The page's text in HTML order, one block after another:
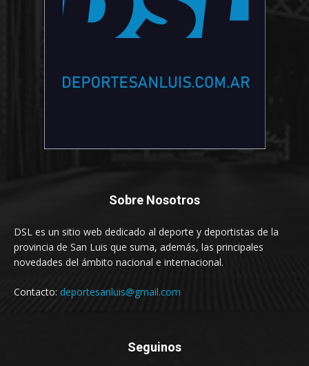
Sobre Nosotros
DSL es un sitio web dedicado al deporte y deportistas de la
provincia de San Luis que suma, además, las principales
novedades del ámbito nacional e internacional.
Contacto: deportesanluis@gmail.com
Seguinos